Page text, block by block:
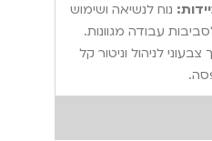
נוח לנשיאה ושימוש
עבודה מגוונות.
לניהול וניטור קל